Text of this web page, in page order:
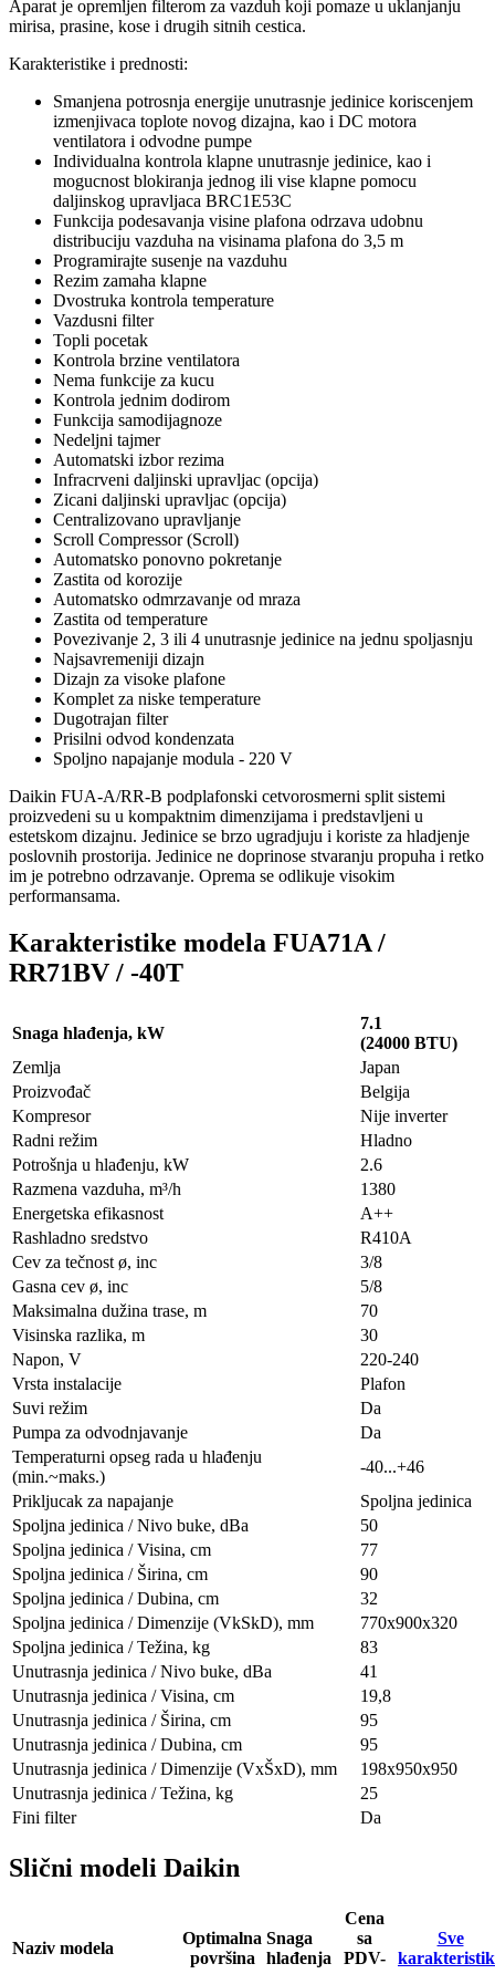
Aparat je opremljen filterom za vazduh koji pomaze u uklanjanju
mirisa, prasine, kose i drugih sitnih cestica.
Karakteristike i prednosti:
Smanjena potrosnja energije unutrasnje jedinice koriscenjem
izmenjivaca toplote novog dizajna, kao i DC motora
ventilatora i odvodne pumpe
Individualna kontrola klapne unutrasnje jedinice, kao i
mogucnost blokiranja jednog ili vise klapne pomocu
daljinskog upravljaca BRC1E53C
Funkcija podesavanja visine plafona odrzava udobnu
distribuciju vazduha na visinama plafona do 3,5 m
Programirajte susenje na vazduhu
Rezim zamaha klapne
Dvostruka kontrola temperature
Vazdusni filter
Topli pocetak
Kontrola brzine ventilatora
Nema funkcije za kucu
Kontrola jednim dodirom
Funkcija samodijagnoze
Nedeljni tajmer
Automatski izbor rezima
Infracrveni daljinski upravljac (opcija)
Zicani daljinski upravljac (opcija)
Centralizovano upravljanje
Scroll Compressor (Scroll)
Automatsko ponovno pokretanje
Zastita od korozije
Automatsko odmrzavanje od mraza
Zastita od temperature
Povezivanje 2, 3 ili 4 unutrasnje jedinice na jednu spoljasnju
Najsavremeniji dizajn
Dizajn za visoke plafone
Komplet za niske temperature
Dugotrajan filter
Prisilni odvod kondenzata
Spoljno napajanje modula - 220 V
Daikin FUA-A/RR-B podplafonski cetvorosmerni split sistemi
proizvedeni su u kompaktnim dimenzijama i predstavljeni u
estetskom dizajnu. Jedinice se brzo ugradjuju i koriste za hladjenje
poslovnih prostorija. Jedinice ne doprinose stvaranju propuha i retko
im je potrebno odrzavanje. Oprema se odlikuje visokim
performansama.
Karakteristike modela FUA71A /
RR71BV / -40T
Snaga hlađenja, kW
7.1
(24000 BTU)
Zemlja
Japan
Proizvođač
Belgija
Kompresor
Nije inverter
Radni režim
Hladno
Potrošnja u hlađenju, kW
2.6
Razmena vazduha, m³/h
1380
Energetska efikasnost
A++
Rashladno sredstvo
R410A
Cev za tečnost ø, inc
3/8
Gasna cev ø, inc
5/8
Maksimalna dužina trase, m
70
Visinska razlika, m
30
Napon, V
220-240
Vrsta instalacije
Plafon
Suvi režim
Da
Pumpa za odvodnjavanje
Da
Temperaturni opseg rada u hlađenju
(min.~maks.)
-40...+46
Prikljucak za napajanje
Spoljna jedinica
Spoljna jedinica / Nivo buke, dBa
50
Spoljna jedinica / Visina, сm
77
Spoljna jedinica / Širina, сm
90
Spoljna jedinica / Dubina, сm
32
Spoljna jedinica / Dimenzije (VkSkD), mm
770x900x320
Spoljna jedinica / Težina, kg
83
Unutrasnja jedinica / Nivo buke, dBa
41
Unutrasnja jedinica / Visina, сm
19,8
Unutrasnja jedinica / Širina, сm
95
Unutrasnja jedinica / Dubina, сm
95
Unutrasnja jedinica / Dimenzije (VxŠxD), mm
198x950x950
Unutrasnja jedinica / Težina, kg
25
Fini filter
Da
Slični modeli Daikin
Naziv modela
Optimalna
površina
Snaga
hlađenja
Cena
sa
PDV-
Sve